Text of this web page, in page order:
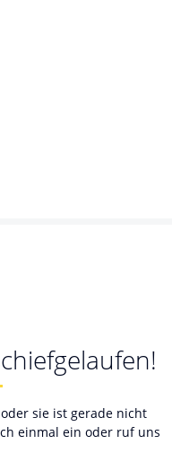
sie ist gerade nicht
einmal ein oder ruf uns